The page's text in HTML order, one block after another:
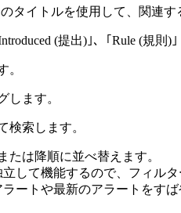
タイトルを使用して、関連す
(提出)｣、｢Rule (規則)
。
します。
検索します。
たは降順に並べ替えます。
して機能するので、フィル
ートや最新のアラートをす